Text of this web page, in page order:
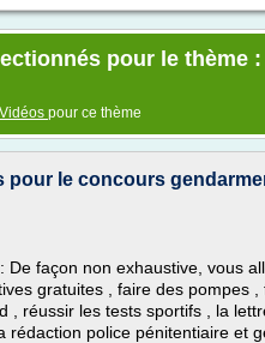
pour le thème
pour ce thème
pour le concours
De façon non exhaustive, vous
gratuites , faire des pompes
, réussir les tests sportifs , la
rédaction police pénitentiaire et